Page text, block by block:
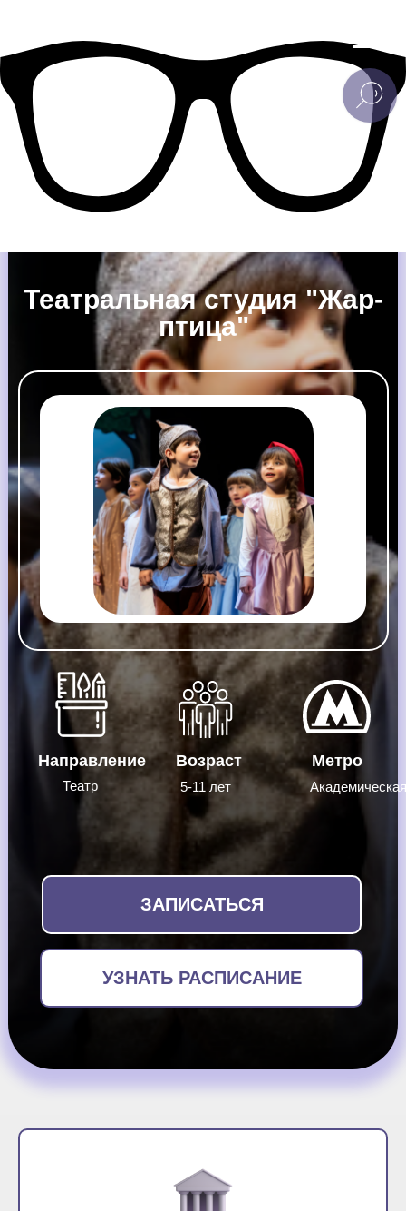
Театральная студия "Жар-
птица"
Направление
Театр
Возраст
5-11 лет
Метро
Академическая
УЗНАТЬ РАСПИСАНИЕ
ЗАПИСАТЬСЯ